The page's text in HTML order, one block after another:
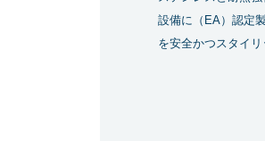
設備に（EA）認定
を安全かつスタイリ